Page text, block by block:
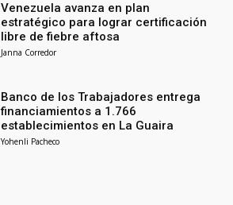
Venezuela avanza en plan
estratégico para lograr certificación
libre de fiebre aftosa
Janna Corredor
Banco de los Trabajadores entrega
financiamientos a 1.766
establecimientos en La Guaira
Yohenli Pacheco